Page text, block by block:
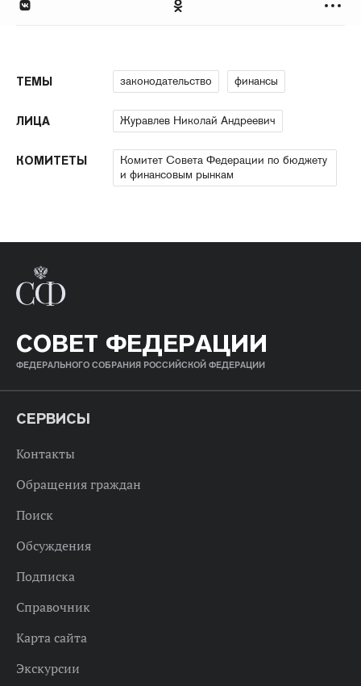
ТЕМЫ законодательство финансы
ЛИЦА Журавлев Николай Андреевич
КОМИТЕТЫ
Комитет Совета Федерации по бюджету
и финансовым рынкам
СОВЕТ ФЕДЕРАЦИИ
ФЕДЕРАЛЬНОГО СОБРАНИЯ РОССИЙСКОЙ ФЕДЕРАЦИИ
СЕРВИСЫ
Контакты
Обращения граждан
Поиск
Обсуждения
Подписка
Справочник
Карта сайта
Экскурсии